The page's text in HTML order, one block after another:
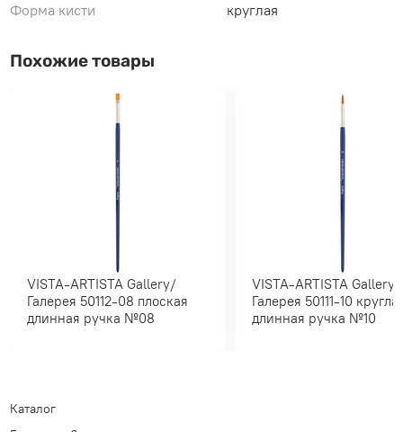
Форма кисти
круглая
Похожие товары
VISTA-ARTISTA Gallery/
Галерея 50112-08 плоская
длинная ручка №08
VISTA-ARTISTA Gallery/
Галерея 50111-10 круглая
длинная ручка №10
Каталог